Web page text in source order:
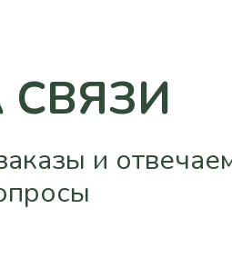
Дзержинского 228
ПОСМОТРЕТЬ НА КАРТЕ
c 08:00 - 21:00